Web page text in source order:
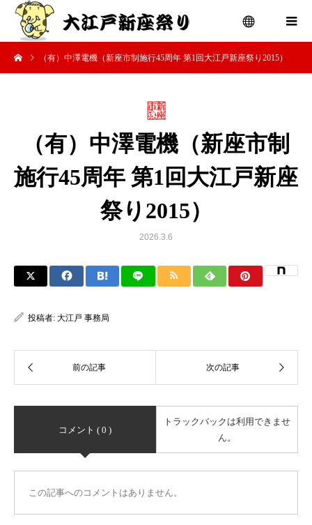
menu
（有）中澤電機（新座市制施行45周年 第1回大江戸新座祭り2015）
（有）中澤電機（新座市制
施行45周年 第1回大江戸新座
祭り2015）
2026.3.6
投稿者: 大江戸 事務局
コメント ( 0 )
トラックバックは利用できませ
ん。
この記事へのコメントはありません。